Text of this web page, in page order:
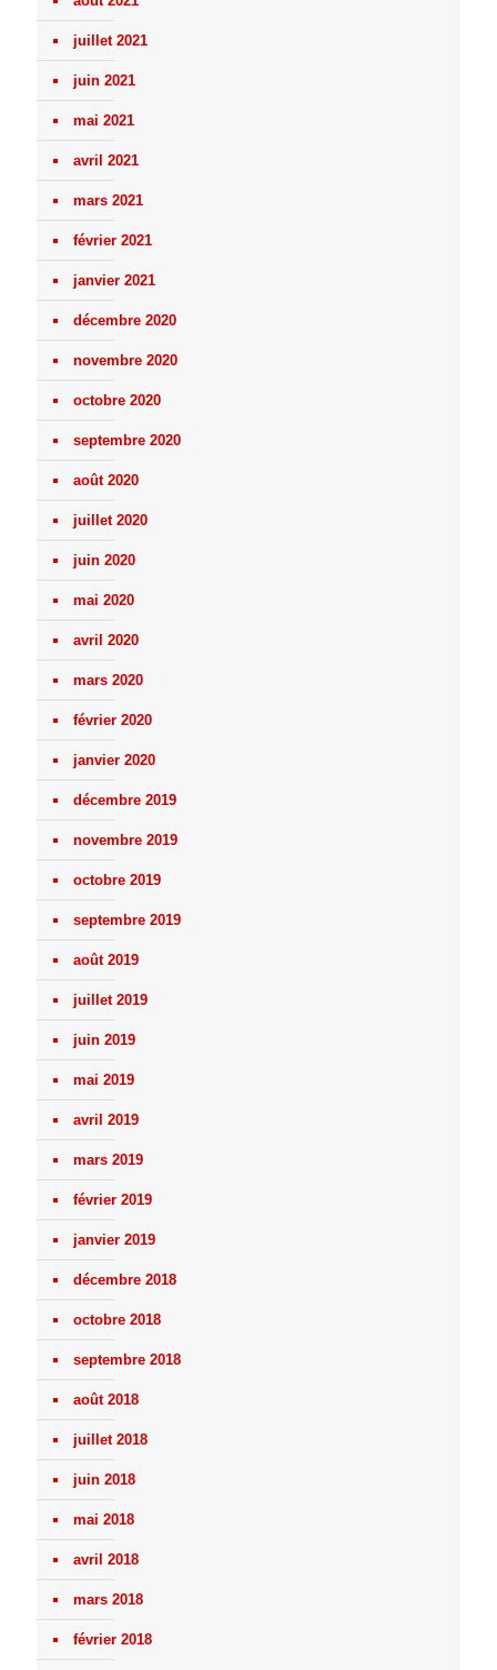
juillet 2021
juin 2021
mai 2021
avril 2021
mars 2021
février 2021
janvier 2021
décembre 2020
novembre 2020
octobre 2020
septembre 2020
août 2020
juillet 2020
juin 2020
mai 2020
avril 2020
mars 2020
février 2020
janvier 2020
décembre 2019
novembre 2019
octobre 2019
septembre 2019
août 2019
juillet 2019
juin 2019
mai 2019
avril 2019
mars 2019
février 2019
janvier 2019
décembre 2018
octobre 2018
septembre 2018
août 2018
juillet 2018
juin 2018
mai 2018
avril 2018
mars 2018
février 2018